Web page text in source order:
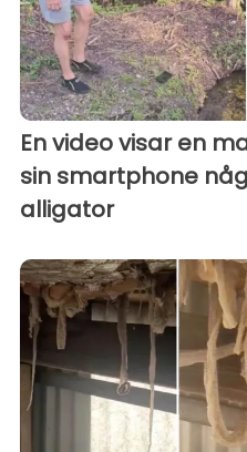
En video visar en
sin smartphone
alligator